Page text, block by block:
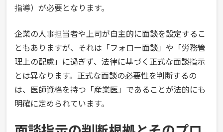
指導）が必要となります。
企業の人事担当者や上司が自主的に面談を設定するこ
ともありますが、それは「フォロー面談」や「労務管
理上の配慮」に過ぎず、法律に基づく正式な面談指示
とは異なります。正式な面談の必要性を判断するの
は、医師資格を持つ「産業医」であることが法的にも
明確に定められています。